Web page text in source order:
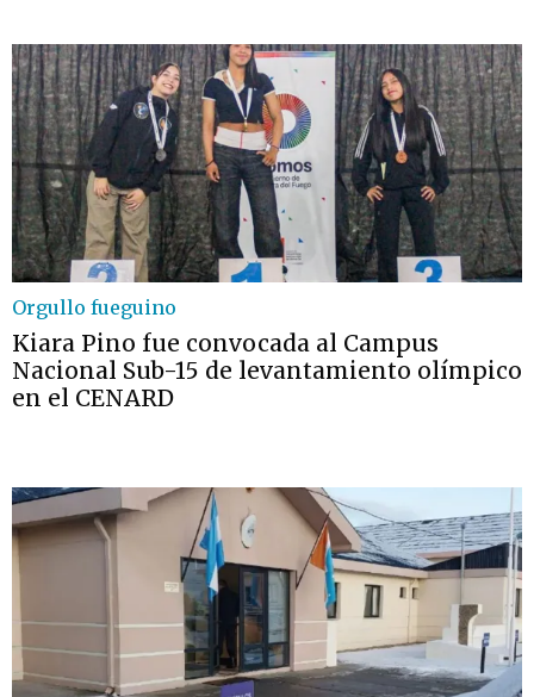
Orgullo fueguino
Kiara Pino fue convocada al Campus
Nacional Sub-15 de levantamiento olímpico
en el CENARD